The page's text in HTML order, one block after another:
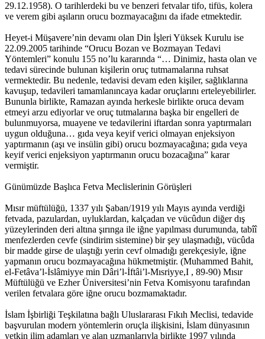
29.12.1958). O tarihlerdeki bu ve benzeri fetvalar tifo, tifüs, kolera
ve verem gibi aşıların orucu bozmayacağını da ifade etmektedir.
Heyet-i Müşavere’nin devamı olan Din İşleri Yüksek Kurulu ise
22.09.2005 tarihinde “Orucu Bozan ve Bozmayan Tedavi
Yöntemleri” konulu 155 no’lu kararında “… Dinimiz, hasta olan ve
tedavi sürecinde bulunan kişilerin oruç tutmamalarına ruhsat
vermektedir. Bu nedenle, tedavisi devam eden kişiler, sağlıklarına
kavuşup, tedavileri tamamlanıncaya kadar oruçlarını erteleyebilirler.
Bununla birlikte, Ramazan ayında herkesle birlikte oruca devam
etmeyi arzu ediyorlar ve oruç tutmalarına başka bir engelleri de
bulunmuyorsa, muayene ve tedavilerini iftardan sonra yaptırmaları
uygun olduğuna… gıda veya keyif verici olmayan enjeksiyon
yaptırmanın (aşı ve insülin gibi) orucu bozmayacağına; gıda veya
keyif verici enjeksiyon yaptırmanın orucu bozacağına” karar
vermiştir.
Günümüzde Başlıca Fetva Meclislerinin Görüşleri
Mısır müftülüğü, 1337 yılı Şaban/1919 yılı Mayıs ayında verdiği
fetvada, pazulardan, uyluklardan, kalçadan ve vücûdun diğer dış
yüzeylerinden deri altına şırınga ile iğne yapılması durumunda, tabîî
menfezlerden cevfe (sindirim sistemine) bir şey ulaşmadığı, vücûda
bir madde girse de ulaştığı yerin cevf olmadığı gerekçesiyle, iğne
yapmanın orucu bozmayacağına hükmetmiştir. (Muhammed Bahit,
el-Fetâva’l-İslâmiyye min Dâri’l-İftâi’l-Mısriyye,I , 89-90) Mısır
Müftülüğü ve Ezher Üniversitesi’nin Fetva Komisyonu tarafından
verilen fetvalara göre iğne orucu bozmamaktadır.
İslam İşbirliği Teşkilatına bağlı Uluslararası Fıkıh Meclisi, tedavide
başvurulan modern yöntemlerin oruçla ilişkisini, İslam dünyasının
yetkin ilim adamları ve alan uzmanlarıyla birlikte 1997 yılında